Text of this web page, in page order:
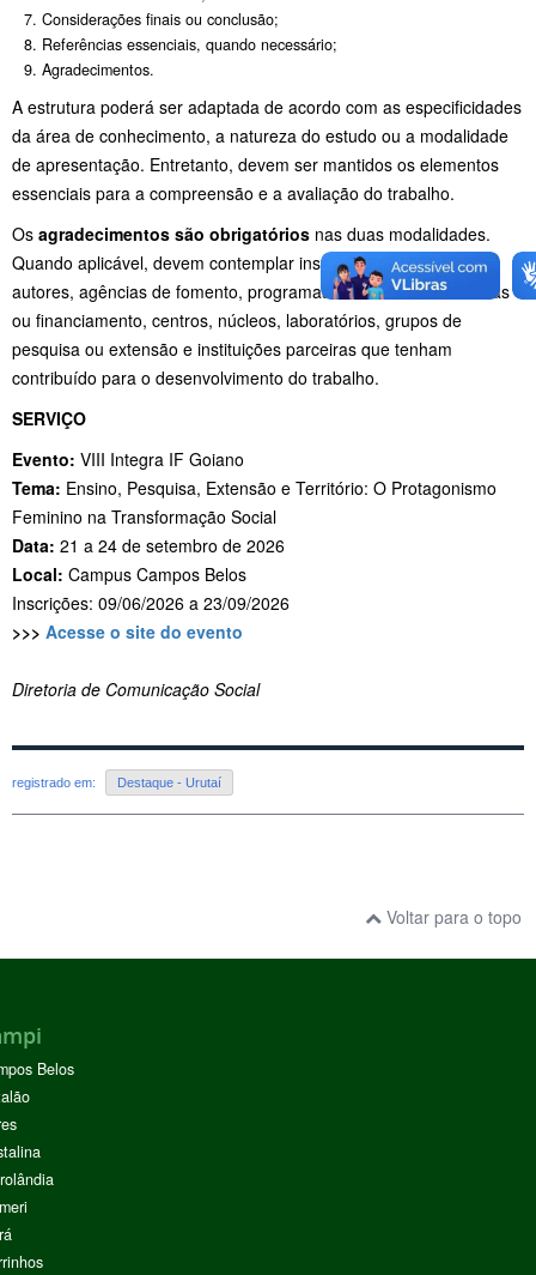
Considerações finais ou conclusão;
Referências essenciais, quando necessário;
Agradecimentos.
A estrutura poderá ser adaptada de acordo com as especificidades
da área de conhecimento, a natureza do estudo ou a modalidade
de apresentação. Entretanto, devem ser mantidos os elementos
essenciais para a compreensão e a avaliação do trabalho.
Os agradecimentos são obrigatórios nas duas modalidades.
Quando aplicável, devem contemplar instituições de vínculo dos
autores, agências de fomento, programas institucionais de bolsas
ou financiamento, centros, núcleos, laboratórios, grupos de
pesquisa ou extensão e instituições parceiras que tenham
contribuído para o desenvolvimento do trabalho.
SERVIÇO
Evento: VIII Integra IF Goiano
Tema: Ensino, Pesquisa, Extensão e Território: O Protagonismo
Feminino na Transformação Social
Data: 21 a 24 de setembro de 2026
Local: Campus Campos Belos
Inscrições: 09/06/2026 a 23/09/2026
>>> Acesse o site do evento
Diretoria de Comunicação Social
registrado em: Destaque - Urutaí
Voltar para o topo
Belos